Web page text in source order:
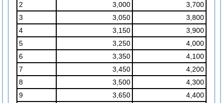
2
3,000
3,700
3
3,050
3,800
4
3,150
3,900
5
3,250
4,000
6
3,350
4,100
7
3,450
4,200
8
3,500
4,300
9
3,650
4,400